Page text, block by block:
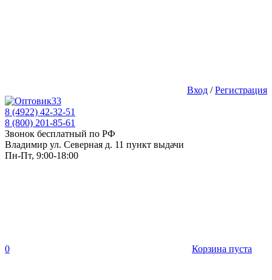
Вход /Регистрация
8 (4922) 42-32-51
8 (800) 201-85-61
Звонок бесплатный по РФ
Владимир ул. Северная д. 11 пункт выдачи
Пн-Пт, 9:00-18:00
0 Корзина пуста